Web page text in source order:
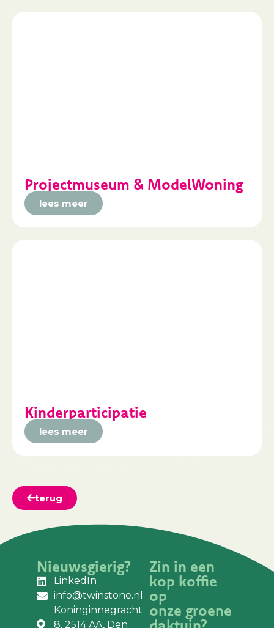
Projectmuseum & ModelWoning
lees meer
Kinderparticipatie
lees meer
terug
Nieuwsgierig?
LinkedIn
info@twinstone.nl
Koninginnegracht
8, 2514 AA, Den
Zin in een
kop koffie
op
onze groene